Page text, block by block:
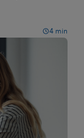
4 min